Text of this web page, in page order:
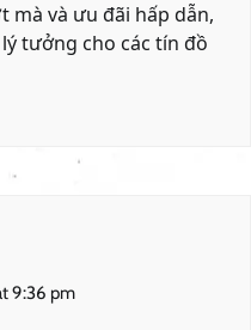
mà và ưu đãi hấp dẫn,
tưởng cho các tín đồ
9:36 pm